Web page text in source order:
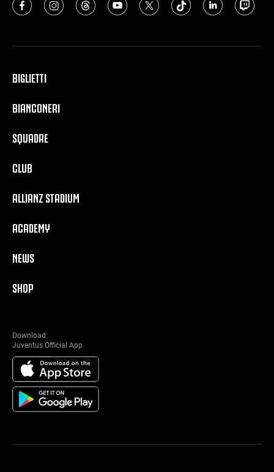
BIGLIETTI
BIANCONERI
SQUADRE
CLUB
ALLIANZ STADIUM
ACADEMY
NEWS
SHOP
Download:
Juventus Official App